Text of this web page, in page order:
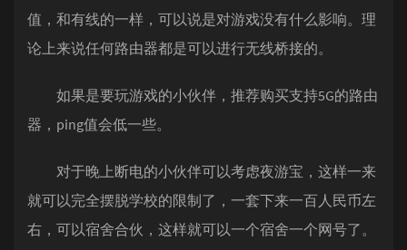
值，和有线的一样，可以说是对游戏没有什么影响。理
论上来说任何路由器都是可以进行无线桥接的。
如果是要玩游戏的小伙伴，推荐购买支持5G的路由
器，ping值会低一些。
对于晚上断电的小伙伴可以考虑夜游宝，这样一来
就可以完全摆脱学校的限制了，一套下来一百人民币左
右，可以宿舍合伙，这样就可以一个宿舍一个网号了。